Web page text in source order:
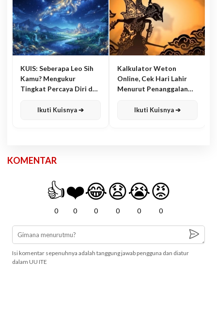
KUIS: Seberapa Leo Sih
Kamu? Mengukur
Tingkat Percaya Diri dan
Ikuti Kuisnya ➔
Kalkulator Weton
Online, Cek Hari Lahir
Menurut Penanggalan
Ikuti Kuisnya ➔
KOMENTAR
👍
0
❤️
0
😂
0
😧
0
😭
0
😡
0
Isi komentar sepenuhnya adalah tanggung jawab pengguna dan diatur
dalam UU ITE